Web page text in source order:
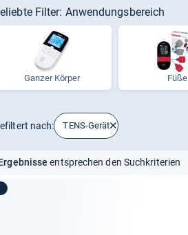
Filter: Anwendungsbereich
Gan­zer Kör­per Füße
nach: TENS-Gerät
entsprechen den Suchkriterien